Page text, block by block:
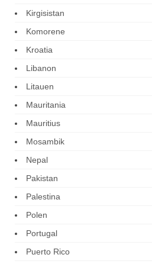
Kirgisistan
Komorene
Kroatia
Libanon
Litauen
Mauritania
Mauritius
Mosambik
Nepal
Pakistan
Palestina
Polen
Portugal
Puerto Rico